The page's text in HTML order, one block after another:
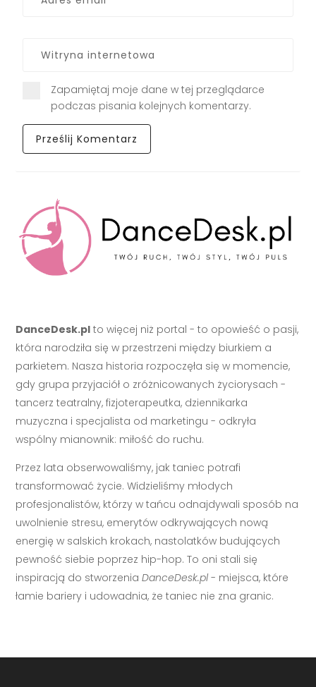
Zapamiętaj moje dane w tej przeglądarce
podczas pisania kolejnych komentarzy.
DanceDesk.pl to więcej niż portal - to opowieść o pasji,
która narodziła się w przestrzeni między biurkiem a
parkietem. Nasza historia rozpoczęła się w momencie,
gdy grupa przyjaciół o zróżnicowanych życiorysach -
tancerz teatralny, fizjoterapeutka, dziennikarka
muzyczna i specjalista od marketingu - odkryła
wspólny mianownik: miłość do ruchu.
Przez lata obserwowaliśmy, jak taniec potrafi
transformować życie. Widzieliśmy młodych
profesjonalistów, którzy w tańcu odnajdywali sposób na
uwolnienie stresu, emerytów odkrywających nową
energię w salskich krokach, nastolatków budujących
pewność siebie poprzez hip-hop. To oni stali się
inspiracją do stworzeniaDanceDesk.pl - miejsca, które
łamie bariery i udowadnia, że taniec nie zna granic.